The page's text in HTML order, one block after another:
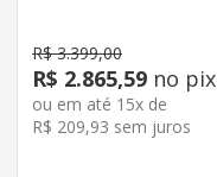
R$ 3.399,00
R$ 2.865,59 no pix
ou em até 15x de
R$ 209,93 sem juros